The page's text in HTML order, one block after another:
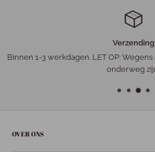
Verzending
Binnen 1-3 werkdagen. LET OP:
onderweg
OVER ONS